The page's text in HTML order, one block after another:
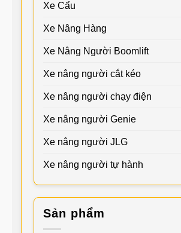
Xe Cẩu
Xe Nâng Hàng
Xe Nâng Người Boomlift
Xe nâng người cắt kéo
Xe nâng người chạy điện
Xe nâng người Genie
Xe nâng người JLG
Xe nâng người tự hành
Sản phẩm